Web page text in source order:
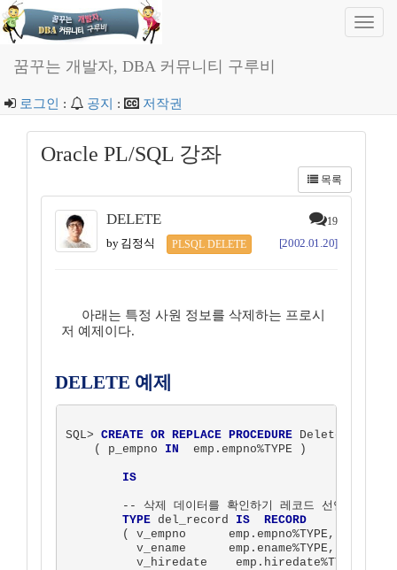
꿈꾸는 개발자, DBA 커뮤니티 구루비
로그인 : 공지 : 저작권
Oracle PL/SQL 강좌
목록
DELETE 19
by 김정식 PLSQL DELETE [2002.01.20]
아래는 특정 사원 정보를 삭제하는 프로시
저 예제이다.
DELETE 예제
SQL> CREATE OR REPLACE PROCEDURE Delete_Test
    ( p_empno
IN
  emp.empno%TYPE )
IS
        -- 삭제 데이터를 확인하기 레코드 선언
TYPE del_record IS  RECORD
        ( v_empno      emp.empno%TYPE,
          v_ename      emp.ename%TYPE,
          v_hiredate    emp.hiredate%TYPE) ;